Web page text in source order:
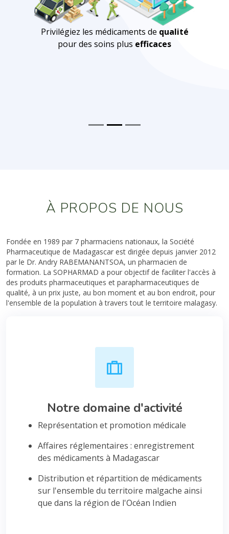
Privilégiez les médicaments de qualité
pour des soins plus efficaces
À PROPOS DE NOUS
Fondée en 1989 par 7 pharmaciens nationaux, la Société
Pharmaceutique de Madagascar est dirigée depuis janvier 2012
par le Dr. Andry RABEMANANTSOA, un pharmacien de
formation. La SOPHARMAD a pour objectif de faciliter l'accès à
des produits pharmaceutiques et parapharmaceutiques de
qualité, à un prix juste, au bon moment et au bon endroit, pour
l'ensemble de la population à travers tout le territoire malagasy.
Notre domaine d'activité
Représentation et promotion médicale
Affaires réglementaires : enregistrement
des médicaments à Madagascar
Distribution et répartition de médicaments
sur l'ensemble du territoire malgache ainsi
que dans la région de l'Océan Indien